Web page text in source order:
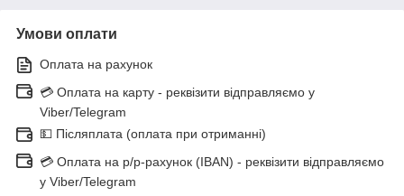
Умови оплати
Оплата на рахунок
💳 Оплата на карту - реквізити відправляємо у
Viber/Telegram
💵 Післяплата (оплата при отриманні)
💳 Оплата на р/р-рахунок (IBAN) - реквізити відправляємо
у Viber/Telegram